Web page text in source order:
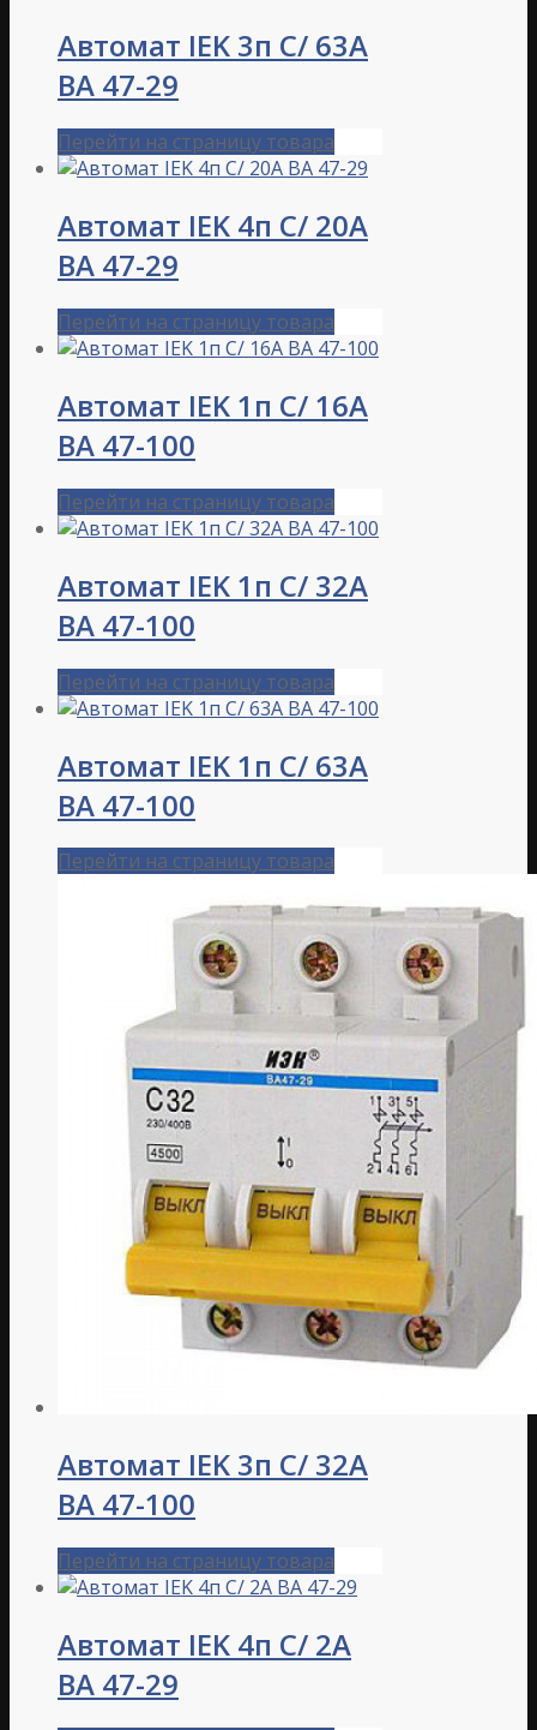
Автомат IEK 3п C/ 63А
ВА 47-29
Перейти на страницу товара
Автомат IEK 4п C/ 20А
ВА 47-29
Перейти на страницу товара
Автомат IEK 1п C/ 16А
ВА 47-100
Перейти на страницу товара
Автомат IEK 1п C/ 32А
ВА 47-100
Перейти на страницу товара
Автомат IEK 1п C/ 63А
ВА 47-100
Перейти на страницу товара
Автомат IEK 3п C/ 32А
ВА 47-100
Перейти на страницу товара
Автомат IEK 4п C/ 2А
ВА 47-29